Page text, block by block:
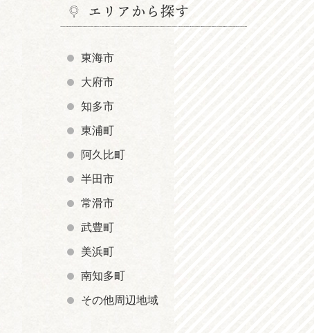
エリアから探す
東海市
大府市
知多市
東浦町
阿久比町
半田市
常滑市
武豊町
美浜町
南知多町
その他周辺地域